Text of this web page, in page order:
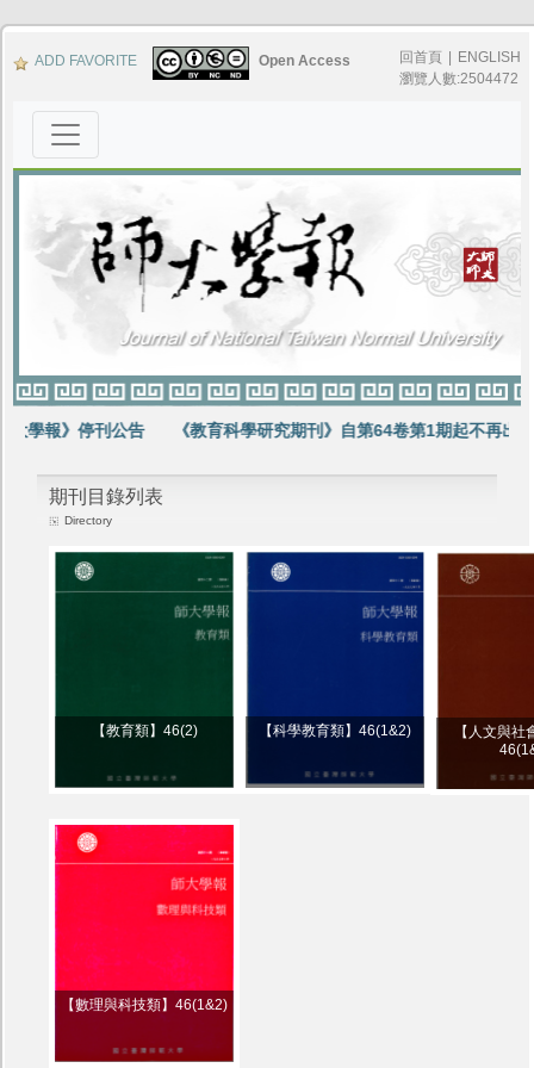
ADD FAVORITE Open Access 回首頁
ENGLISH
瀏覽人數:2504472
學報》停刊公告 《教育科學研究期刊》自第64卷第1期起不再出版
期刊目錄列表
Directory
【教育類】46(2) 【科學教育類】46(1&2)
【人文與
【數理與科技類】46(1&2)